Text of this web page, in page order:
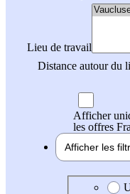
Lieu de travail
Distance autour du
Afficher
les offres
Afficher les
Date de